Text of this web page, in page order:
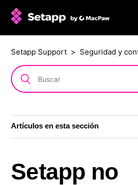
Setapp Support Seguridad y
Artículos en esta sección
¿Son seguras las apps de
Setapp no